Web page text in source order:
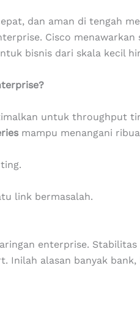
dan aman di tengah
Cisco
bisnis dari skala kecil
untuk throughput
mampu menangani
link bermasalah.
enterprise.
alasan banyak